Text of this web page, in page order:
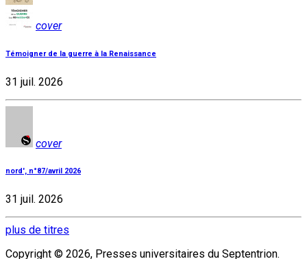
cover
Témoigner de la guerre à la Renaissance
31 juil. 2026
cover
nord', n°87/avril 2026
31 juil. 2026
plus de titres
Copyright © 2026, Presses universitaires du Septentrion.